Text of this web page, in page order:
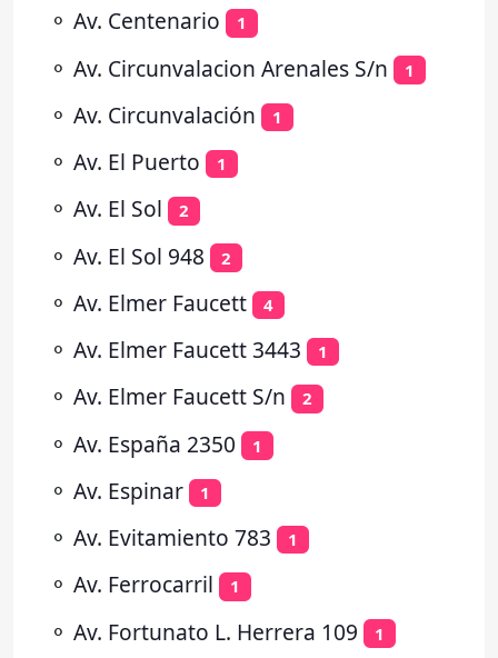
⚬ Av. Centenario 1
⚬ Av. Circunvalacion Arenales S/n 1
⚬ Av. Circunvalación 1
⚬ Av. El Puerto 1
⚬ Av. El Sol 2
⚬ Av. El Sol 948 2
⚬ Av. Elmer Faucett 4
⚬ Av. Elmer Faucett 3443 1
⚬ Av. Elmer Faucett S/n 2
⚬ Av. España 2350 1
⚬ Av. Espinar 1
⚬ Av. Evitamiento 783 1
⚬ Av. Ferrocarril 1
⚬ Av. Fortunato L. Herrera 109 1